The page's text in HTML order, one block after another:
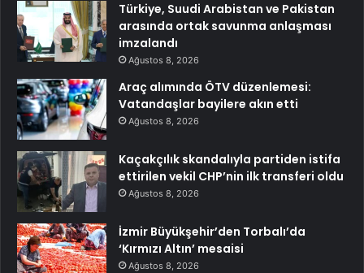
Türkiye, Suudi Arabistan ve Pakistan
arasında ortak savunma anlaşması
imzalandı
Ağustos 8, 2026
Araç alımında ÖTV düzenlemesi:
Vatandaşlar bayilere akın etti
Ağustos 8, 2026
Kaçakçılık skandalıyla partiden istifa
ettirilen vekil CHP’nin ilk transferi oldu
Ağustos 8, 2026
İzmir Büyükşehir’den Torbalı’da
‘Kırmızı Altın’ mesaisi
Ağustos 8, 2026